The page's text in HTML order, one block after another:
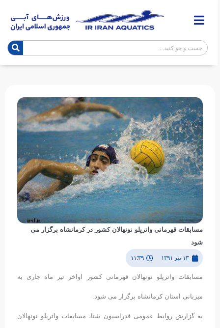
مسابقات قهرمانی واترپلو نونهالان کشور در کرمانشاه برگزار می
شود
۱۳ تیر ۱۳۹۱ ۱۱:۳۹
مسابقات واترپلو نونهالان قهرمانی کشور اواخر تیر ماه جاری به
میزبانی استان کرمانشاه برگزار می شود.
به گزارش روابط عمومی فدراسیون شنا، مسابقات واترپلو نونهالان